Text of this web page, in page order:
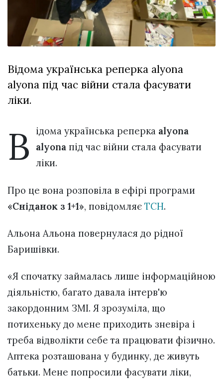
залишив у
Луцьку
три...
27 Липня 2026
773 переглядів
Всі розділи
Персона
Лайф
Афіша
Контакти
Політика конфіденційності
Відома українська реперка alyona
alyona під час війни стала фасувати
ліки.
В ідома українська реперка alyona
alyona під час війни стала фасувати
ліки.
Про це вона розповіла в ефірі програми
«Сніданок з 1+1», повідомляє ТСН.
Альона Альона повернулася до рідної
Баришівки.
«Я спочатку займалась лише інформаційною
діяльністю, багато давала інтерв'ю
закордонним ЗМІ. Я зрозуміла, що
потихеньку до мене приходить зневіра і
треба відволікти себе та працювати фізично.
Аптека розташована у будинку, де живуть
батьки. Мене попросили фасувати ліки,